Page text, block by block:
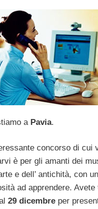
a Pavia.
concorso di cui
è per gli amanti dei
e dell’ antichità, con
ad apprendere. Avete
29 dicembreper